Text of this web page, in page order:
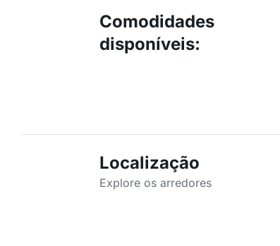
Comodidades
disponíveis:
Localização
Explore os arredores